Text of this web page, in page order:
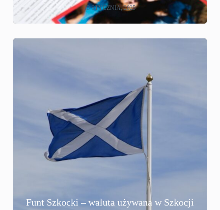
13 STYCZNIA, 2025
Funt Szkocki – waluta używana w Szkocji